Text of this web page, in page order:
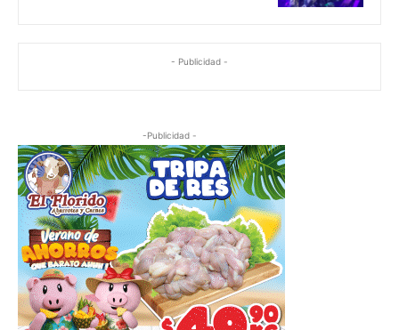
- Publicidad -
-Publicidad -